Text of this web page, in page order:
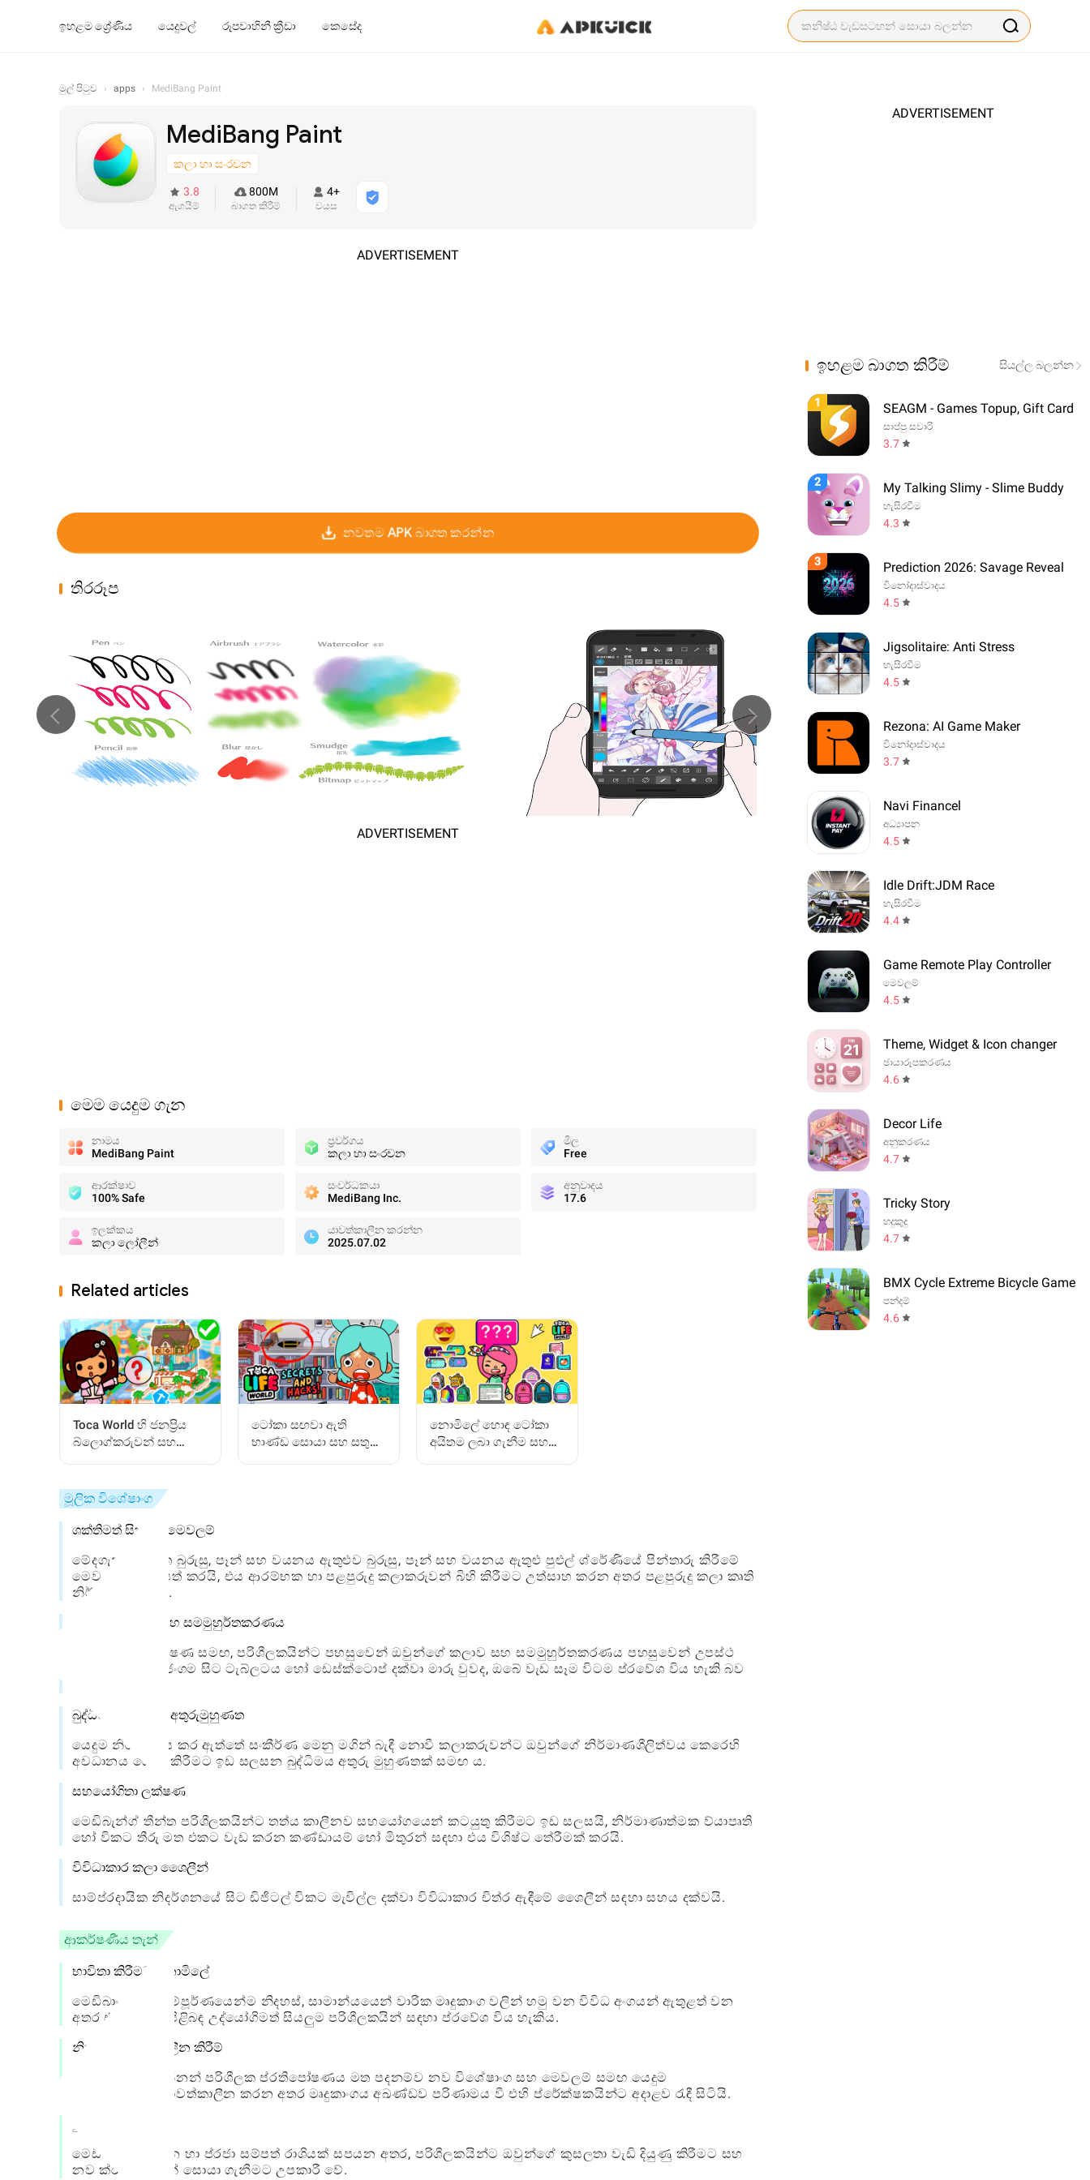
ඉහළම ශ්‍රේණිය යෙදුවල් රූපවාහිනී ක්‍රීඩා කෙසේද
මුල් පිටුව › apps › MediBang Paint
MediBang Paint
කලා හා සංරචන
3.8
ඇගයීම්
800M
බාගත කිරීම්
4+
වයස
ADVERTISEMENT
නවතම APK බාගත කරන්න
තිරරූප
ADVERTISEMENT
මෙම යෙදුම ගැන
නාමය
MediBang Paint
ප්‍රවර්ගය
කලා හා සංරචන
මිල
Free
ආරක්ෂාව
100% Safe
සංවර්ධකයා
MediBang Inc.
අනුවාදය
17.6
ඉලක්කය
කලා ලෝලීන්
යාවත්කාලීන කරන්න
2025.07.02
Related articles
Toca World හි ජනප්‍රිය
බ්ලොග්කරුවන් සහ
ටෝකා සඟවා ඇති
භාණ්ඩ සොයා සහ සතුටු
නොමිලේ හොඳ ටෝකා
අයිතම ලබා ගැනීම සහ
මූලික විශේෂාංග
ශක්තිමත් සිතුවම් මෙවලම්
මේදගැන්ග් තීන්ත බුරුසු, පෑන් සහ වයනය ඇතුළුව බුරුසු, පෑන් සහ වයනය ඇතුළු පුළුල් ශ්රේණියේ පින්තාරු කිරීමේ
මෙවලමක් ඉදිරිපත් කරයි, එය ආරම්භක හා පළපුරුදු කලාකරුවන් බිහි කිරීමට උත්සාහ කරන අතර පළපුරුදු කලා කෘති
නිර්මාණය කරයි.
වලාකුළු උපස්ථ සහ සමමුහුර්තකරණය
එහි වලාකුළු ලක්ෂණ සමඟ, පරිශීලකයින්ට පහසුවෙන් ඔවුන්ගේ කලාව සහ සමමුහුර්තකරණය පහසුවෙන් උපස්ථ
කළ හැකි අතර, ජංගම සිට ටැබ්ලටය හෝ ඩෙස්ක්ටොප් දක්වා මාරු වුවද, ඔබේ වැඩ සෑම විටම ප්රවේශ විය හැකි බව
බුද්ධිමත් පරිශීලක අතුරුමුහුණත
යෙදුම නිර්මාණය කර ඇත්තේ සංකීර්ණ මෙනු මගින් බැඳී නොවී කලාකරුවන්ට ඔවුන්ගේ නිර්මාණශීලිත්වය කෙරෙහි
අවධානය යොමු කිරීමට ඉඩ සලසන බුද්ධිමය අතුරු මුහුණතක් සමඟ ය.
සහයෝගිතා ලක්ෂණ
මෙඩිබැන්ග් තීන්ත පරිශීලකයින්ට තත්ය කාලීනව සහයෝගයෙන් කටයුතු කිරීමට ඉඩ සලසයි, නිර්මාණාත්මක ව්යාපෘති
හෝ විකට තීරු මත එකට වැඩ කරන කණ්ඩායම් හෝ මිතුරන් සඳහා එය විශිෂ්ට තේරීමක් කරයි.
විවිධාකාර කලා ශෛලීන්
සාම්ප්රදායික නිදර්ශනයේ සිට ඩිජිටල් විකට මැවිල්ල දක්වා විවිධාකාර චිත්ර ඇඳීමේ ශෛලීන් සඳහා සහය දක්වයි.
ආකර්ෂණීය තැන්
භාවිතා කිරීමට නොමිලේ
මෙඩිබාං තීන්ත සම්පූර්ණයෙන්ම නිදහස්, සාමාන්යයෙන් වාරික මෘදුකාංග වලින් හමු වන විවිධ අංගයන් ඇතුළත් වන
අතර එය කලාව පිළිබඳ උද්යෝගිමත් සියලුම පරිශීලකයින් සඳහා ප්රවේශ විය හැකිය.
නිතිපතා යාවත්කාලීන කිරීම්
සංවර්ධනය කරන්නන් පරිශීලක ප්රතිපෝෂණය මත පදනම්ව නව විශේෂාංග සහ මෙවලම් සමඟ යෙදුම
නිරන්තරයෙන් යාවත්කාලීන කරන අතර මෘදුකාංගය අඛණ්ඩව පරිණාමය වී එහි ප්රේක්ෂකයින්ට අදාළව රැඳී සිටියි.
මෙඩිබාං නිබන්ධන හා ප්රජා සම්පත් රාශියක් සපයන අතර, පරිශීලකයින්ට ඔවුන්ගේ කුසලතා වැඩි දියුණු කිරීමට සහ
නව ක්රමවේදයන් සොයා ගැනීමට උපකාරී වේ.
ADVERTISEMENT
ඉහළම බාගත කිරීම් සියල්ල බලන්න
1 SEAGM - Games Topup, Gift Card
සාප්පු සවාරි
3.7
2 My Talking Slimy - Slime Buddy
හැසිරවීම
4.3
3 Prediction 2026: Savage Reveal
විනෝදාස්වාදය
4.5
Jigsolitaire: Anti Stress
හැසිරවීම
4.5
Rezona: AI Game Maker
විනෝදාස්වාදය
3.7
Navi Financel
අධ්‍යාපන
4.5
Idle Drift:JDM Race
හැසිරවීම
4.4
Game Remote Play Controller
මෙවලම්
4.5
Theme, Widget & Icon changer
ඡායාරූපකරණය
4.6
Decor Life
අනුකරණය
4.7
Tricky Story
හදුකුදු
4.7
BMX Cycle Extreme Bicycle Game
පන්දම්
4.6